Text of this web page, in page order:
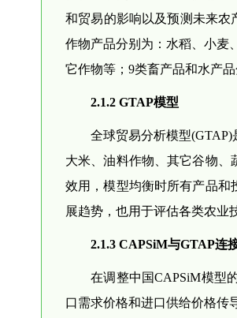
和贸易的影响以及预测未来农
作物产品分别为：水稻、小麦
它作物等；9类畜产品和水产
2.1.2 GTAP模型
全球贸易分析模型(GTAP)
大米、油料作物、其它谷物、
效用，模型均衡时所有产品和
展趋势，也用于评估各类农业
2.1.3 CAPSiM与GTAP连
在调整中国CAPSiM模型
口需求价格和进口供给价格传